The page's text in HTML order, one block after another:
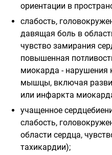
ориентации в
слабость,
давящая боль в
чувство замирания
повышенная
миокарда - нарушения
мышцы, включая
или инфаркта
учащенное
слабость,
области сердца,
тахикардии);